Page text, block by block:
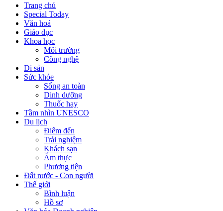
Trang chủ
Special Today
Văn hoá
Giáo dục
Khoa học
Môi trường
Công nghệ
Di sản
Sức khỏe
Sống an toàn
Dinh dưỡng
Thuốc hay
Tầm nhìn UNESCO
Du lịch
Điểm đến
Trải nghiệm
Khách sạn
Ẩm thực
Phương tiện
Đất nước - Con người
Thế giới
Bình luận
Hồ sơ